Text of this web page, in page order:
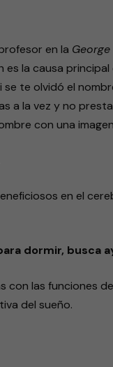
en la
es la causa
te olvidó el
a la vez y no
con una
en el
dormir, busca
las funciones
del sueño.